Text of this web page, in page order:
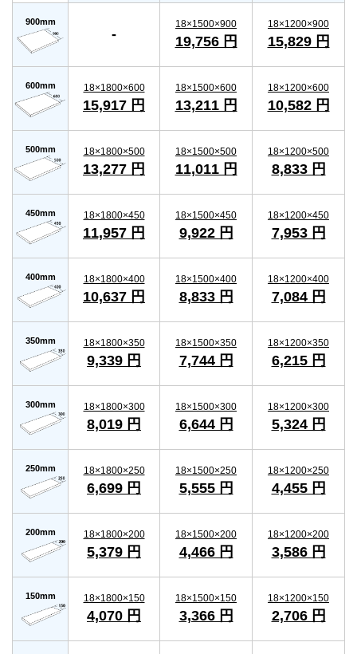
900mm
-
18×1500×900
19,756 円
18×1200×900
15,829 円
600mm 18×1800×600
15,917 円
18×1500×600
13,211 円
18×1200×600
10,582 円
500mm 18×1800×500
13,277 円
18×1500×500
11,011 円
18×1200×500
8,833 円
450mm 18×1800×450
11,957 円
18×1500×450
9,922 円
18×1200×450
7,953 円
400mm 18×1800×400
10,637 円
18×1500×400
8,833 円
18×1200×400
7,084 円
350mm 18×1800×350
9,339 円
18×1500×350
7,744 円
18×1200×350
6,215 円
300mm 18×1800×300
8,019 円
18×1500×300
6,644 円
18×1200×300
5,324 円
250mm 18×1800×250
6,699 円
18×1500×250
5,555 円
18×1200×250
4,455 円
200mm 18×1800×200
5,379 円
18×1500×200
4,466 円
18×1200×200
3,586 円
150mm 18×1800×150
4,070 円
18×1500×150
3,366 円
18×1200×150
2,706 円